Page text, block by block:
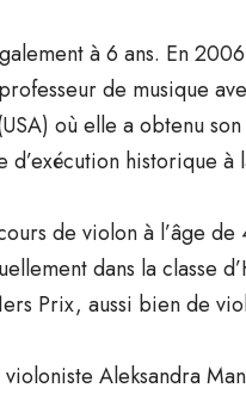
à 6 ans. En
de musique
où elle a obtenu
historique à
de violon à l’âge de
dans la classe
Prix, aussi bien de
Aleksandra